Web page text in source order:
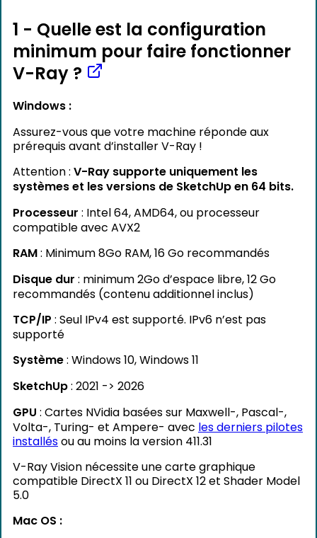
1 - Quelle est la configuration
minimum pour faire fonctionner
V-Ray ?
Windows :
Assurez-vous que votre machine réponde aux
prérequis avant d’installer V-Ray !
Attention : V-Ray supporte uniquement les
systèmes et les versions de SketchUp en 64 bits.
Processeur : Intel 64, AMD64, ou processeur
compatible avec AVX2
RAM : Minimum 8Go RAM, 16 Go recommandés
Disque dur : minimum 2Go d’espace libre, 12 Go
recommandés (contenu additionnel inclus)
TCP/IP : Seul IPv4 est supporté. IPv6 n’est pas
supporté
Système : Windows 10, Windows 11
SketchUp : 2021 -> 2026
GPU : Cartes NVidia basées sur Maxwell-, Pascal-,
Volta-, Turing- et Ampere- avec les derniers pilotes
installés ou au moins la version 411.31
V-Ray Vision nécessite une carte graphique
compatible DirectX 11 ou DirectX 12 et Shader Model
5.0
Mac OS :